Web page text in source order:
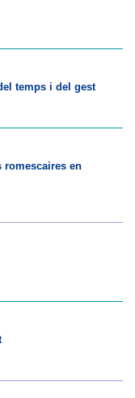
temps i del gest
romescaires en